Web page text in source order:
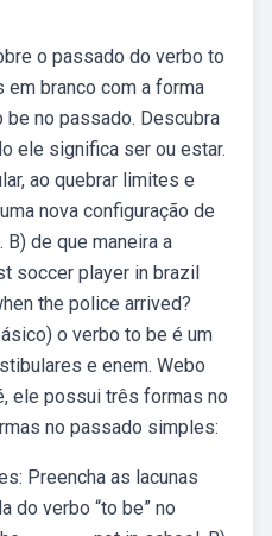
o passado do verbo to
branco com a forma
no passado. Descubra
ele significa ser ou estar.
ao quebrar limites e
nova configuração de
de que maneira a
soccer player in brazil
the police arrived?
o verbo to be é um
e enem. Webo
ele possui três formas no
no passado simples:
Preencha as lacunas
do verbo “to be” no